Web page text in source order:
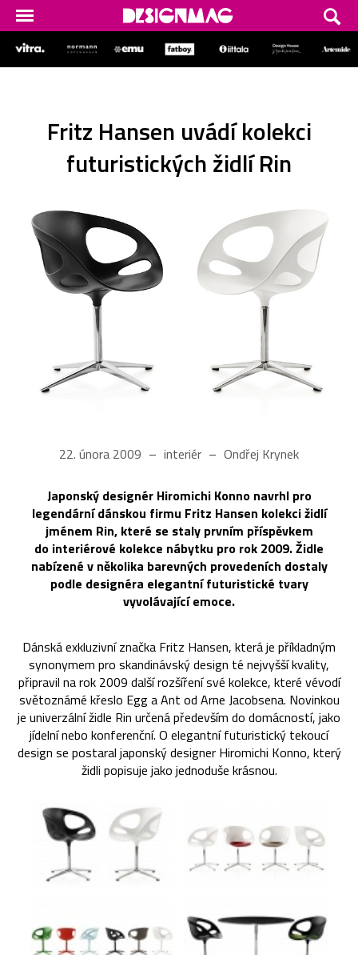
Fritz Hansen uvádí kolekci
futuristických židlí Rin
22. února 2009 interiér Ondřej Krynek
Japonský designér Hiromichi Konno navrhl pro
legendární dánskou firmu Fritz Hansen kolekci židlí
jménem Rin, které se staly prvním příspěvkem
do interiérové kolekce nábytku pro rok 2009. Židle
nabízené v několika barevných provedeních dostaly
podle designéra elegantní futuristické tvary
vyvolávající emoce.
Dánská exkluzivní značka Fritz Hansen, která je příkladným
synonymem pro skandinávský design té nejvyšší kvality,
připravil na rok 2009 další rozšíření své kolekce, které vévodí
světoznámé křeslo Egg a Ant od Arne Jacobsena. Novinkou
je univerzální židle Rin určená především do domácností, jako
jídelní nebo konferenční. O elegantní futuristický tekoucí
design se postaral japonský designer Hiromichi Konno, který
židli popisuje jako jednoduše krásnou.